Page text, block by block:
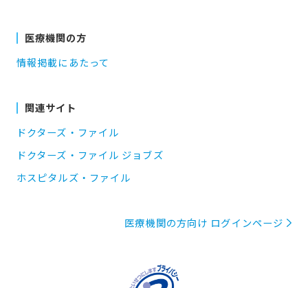
医療機関の方
情報掲載にあたって
関連サイト
ドクターズ・ファイル
ドクターズ・ファイル ジョブズ
ホスピタルズ・ファイル
医療機関の方向け ログインページ